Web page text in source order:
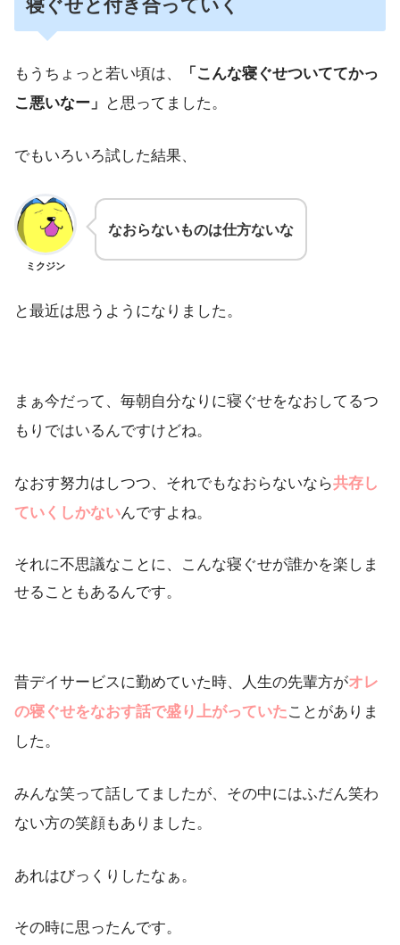
寝ぐせと付き合っていく
もうちょっと若い頃は、
「こんな寝ぐせついててかっ
こ悪いなー」 と思ってました。
でもいろいろ試した結果、
ミクジン
なおらないものは仕方ないな
と最近は思うようになりました。
まぁ今だって、毎朝自分なりに寝ぐせをなおしてるつ
もりではいるんですけどね。
なおす努力はしつつ、それでもなおらないなら共存し
ていくしかないんですよね。
それに不思議なことに、こんな寝ぐせが誰かを楽しま
せることもあるんです。
昔デイサービスに勤めていた時、人生の先輩方がオレ
の寝ぐせをなおす話で盛り上がっていたことがありま
した。
みんな笑って話してましたが、その中にはふだん笑わ
ない方の笑顔もありました。
あれはびっくりしたなぁ。
その時に思ったんです。